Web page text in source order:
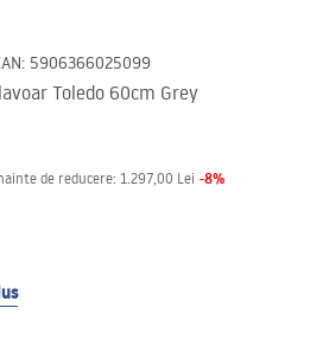
: 5906366025099
Toledo 60cm Grey
de reducere: 1.297,00 Lei -8%